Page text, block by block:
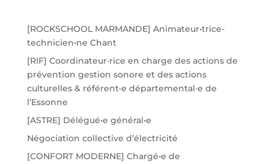
[ROCKSCHOOL MARMANDE] Animateur•trice-
technicien•ne Chant
[RIF] Coordinateur·rice en charge des actions de
prévention gestion sonore et des actions
culturelles & référent·e départemental·e de
l’Essonne
[ASTRE] Délégué•e général•e
Négociation collective d’électricité
[CONFORT MODERNE] Chargé•e de